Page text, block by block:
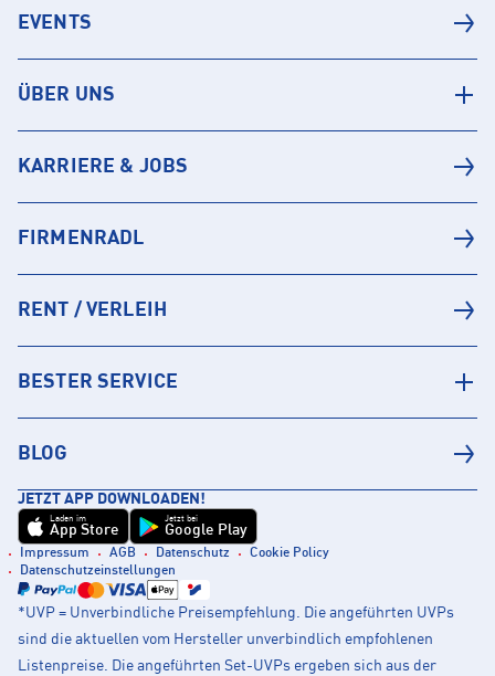
EVENTS
ÜBER UNS
KARRIERE & JOBS
FIRMENRADL
RENT / VERLEIH
BESTER SERVICE
BLOG
JETZT APP DOWNLOADEN!
Laden im
App Store
Jetzt bei
Google Play
Impressum AGB Datenschutz
Cookie Policy
Datenschutzeinstellungen
*UVP = Unverbindliche Preisempfehlung. Die angeführten UVPs
sind die aktuellen vom Hersteller unverbindlich empfohlenen
Listenpreise. Die angeführten Set-UVPs ergeben sich aus der